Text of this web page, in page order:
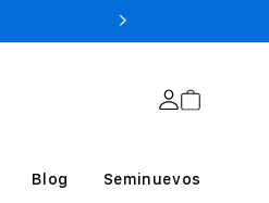
Blog Seminuevos